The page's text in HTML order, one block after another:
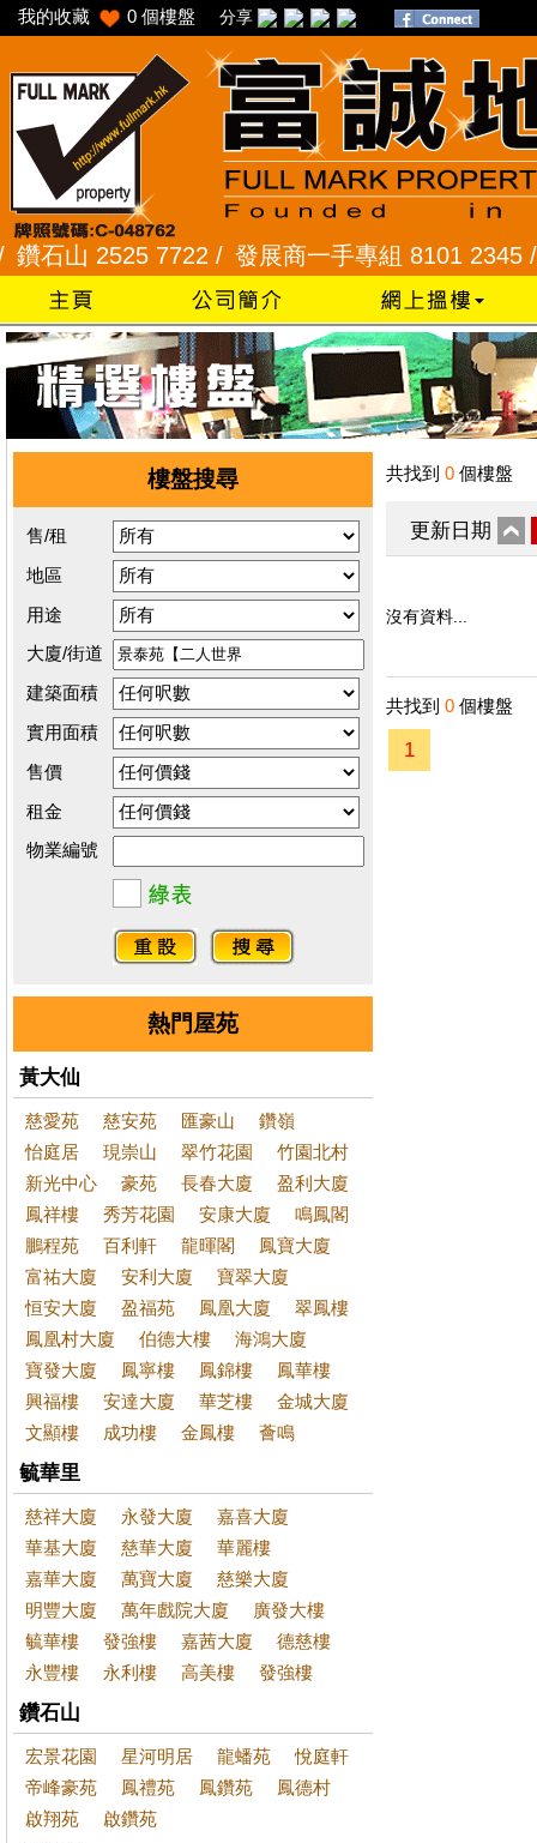
我的收藏 0 個樓盤 分享
山 2525 7722 /發展商一手專組 8101 2345 /采
樓盤搜尋
售/租
地區
用途
大廈/街道
建築面積
實用面積
售價
租金
物業編號
熱門屋苑
黃大仙
慈愛苑 慈安苑 匯豪山
鑽嶺
怡庭居
現崇山 翠竹花園
竹園北村
新光中心
豪苑 長春大廈
盈利大廈
鳳祥樓
秀芳花園 安康大廈
鳴鳳閣
鵬程苑
百利軒 龍暉閣
鳳寶大廈
富祐大廈
安利大廈
寶翠大廈
恒安大廈
盈福苑 鳳凰大廈
翠鳳樓
鳳凰村大廈
伯德大樓
海鴻大廈
寶發大廈
鳳寧樓 鳳錦樓
鳳華樓
興福樓
安達大廈 華芝樓
金城大廈
文顯樓
成功樓 金鳳樓 薈鳴
毓華里
慈祥大廈 永發大廈
嘉喜大廈
華基大廈
慈華大廈
華麗樓
嘉華大廈
萬寶大廈
慈樂大廈
明豐大廈
萬年戲院大廈
廣發大樓
毓華樓
發強樓 嘉茜大廈
德慈樓
永豐樓
永利樓 高美樓 發強樓
鑽石山
宏景花園 星河明居 龍蟠苑
悅庭軒
帝峰豪苑
鳳禮苑 鳳鑽苑
鳳德村
啟翔苑
啟鑽苑
共找到 0 個樓盤
更新日期
沒有資料...
共找到 0 個樓盤
1